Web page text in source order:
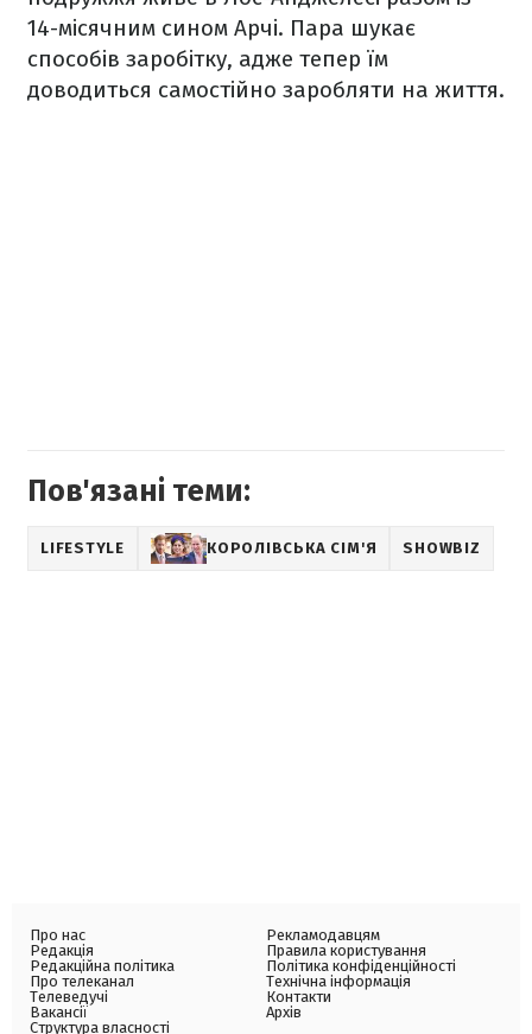
14-місячним сином Арчі. Пара шукає
способів заробітку, адже тепер їм
доводиться самостійно заробляти на життя.
Пов'язані теми:
LIFESTYLE КОРОЛІВСЬКА СІМ'Я SHOWBIZ
Про нас
Редакція
Редакційна політика
Про телеканал
Телеведучі
Вакансії
Структура власності
Рекламодавцям
Правила користування
Політика конфіденційності
Технічна інформація
Контакти
Архів